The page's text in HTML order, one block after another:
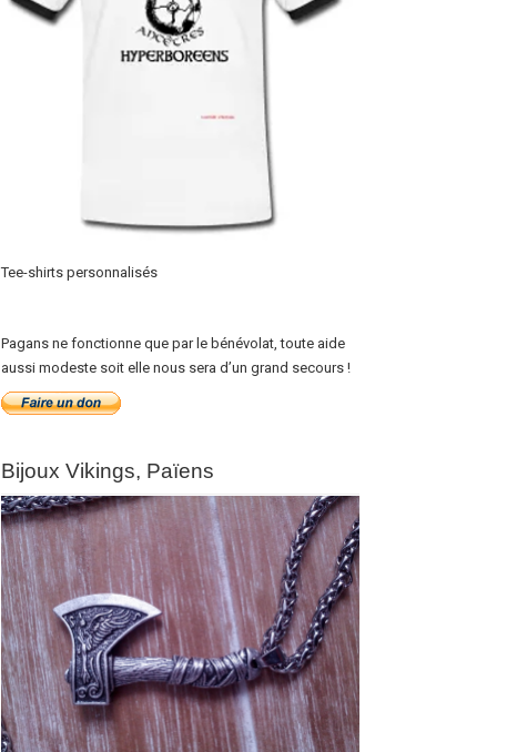
Tee-shirts personnalisés
Pagans ne fonctionne que par le bénévolat, toute aide
aussi modeste soit elle nous sera d’un grand secours !
Bijoux Vikings, Païens